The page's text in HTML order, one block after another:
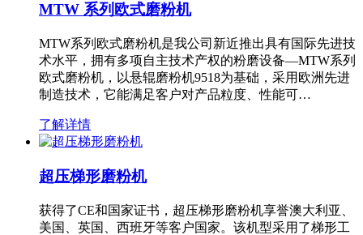
MTW 系列欧式磨粉机
MTW系列欧式磨粉机是我公司新近推出具有国际先进技
术水平，拥有多项自主技术产权的粉磨设备—MTW系列
欧式磨粉机，以悬辊磨粉机9518为基础，采用欧洲先进
制造技术，它能满足客户对产品粒度、性能可…
了解详情
超压梯形磨粉机
获得了CE和国家证书，超压梯形磨粉机享誉澳大利亚、
美国、英国、西班牙等客户国家。该机型采用了梯形工